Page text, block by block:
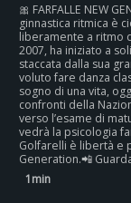
🎀 FARFALLE NEW
ginnastica ritmica è
liberamente a ritmo
2007, ha iniziato a
staccata dalla sua
voluto fare danza
sogno di una vita,
confronti della
verso l’esame di
vedrà la psicologia
Golfarelli è libertà e
Generation.📲
1min